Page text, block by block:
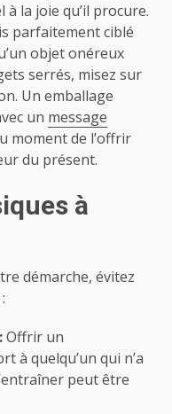
la joie qu’il procure.
parfaitement ciblé
objet onéreux
serrés, misez sur
Un emballage
un message
moment de l’offrir
du présent.
à
démarche, évitez
Offrir un
à quelqu’un qui n’a
peut être